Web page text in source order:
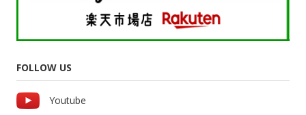
FOLLOW US
Youtube